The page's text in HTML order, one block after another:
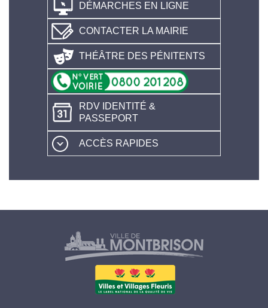
DÉMARCHES EN LIGNE
CONTACTER LA MAIRIE
THÉÂTRE DES PÉNITENTS
RDV IDENTITÉ &
PASSEPORT
ACCÈS RAPIDES